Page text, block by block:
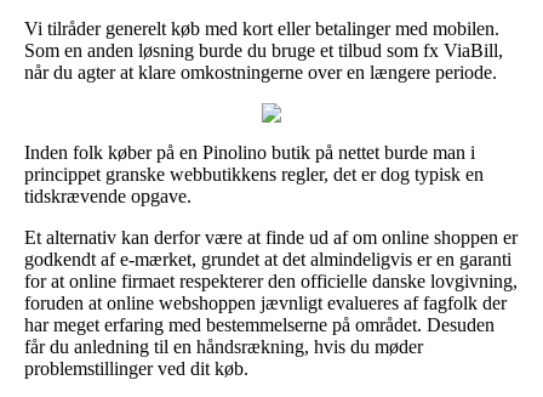
Vi tilråder generelt køb med kort eller betalinger med mobilen.
Som en anden løsning burde du bruge et tilbud som fx ViaBill,
når du agter at klare omkostningerne over en længere periode.
Inden folk køber på en Pinolino butik på nettet burde man i
princippet granske webbutikkens regler, det er dog typisk en
tidskrævende opgave.
Et alternativ kan derfor være at finde ud af om online shoppen er
godkendt af e-mærket, grundet at det almindeligvis er en garanti
for at online firmaet respekterer den officielle danske lovgivning,
foruden at online webshoppen jævnligt evalueres af fagfolk der
har meget erfaring med bestemmelserne på området. Desuden
får du anledning til en håndsrækning, hvis du møder
problemstillinger ved dit køb.